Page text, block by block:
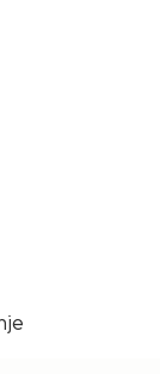
- 18 km
Garrotxa -
zijn: